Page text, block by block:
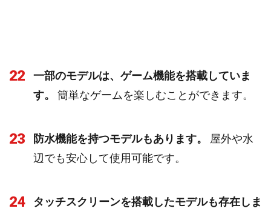
22
一部のモデルは、ゲーム機能を搭載していま
す。
簡単なゲームを楽しむことができます。
23 防水機能を持つモデルもあります。
屋外や水
辺でも安心して使用可能です。
24
タッチスクリーンを搭載したモデルも存在しま